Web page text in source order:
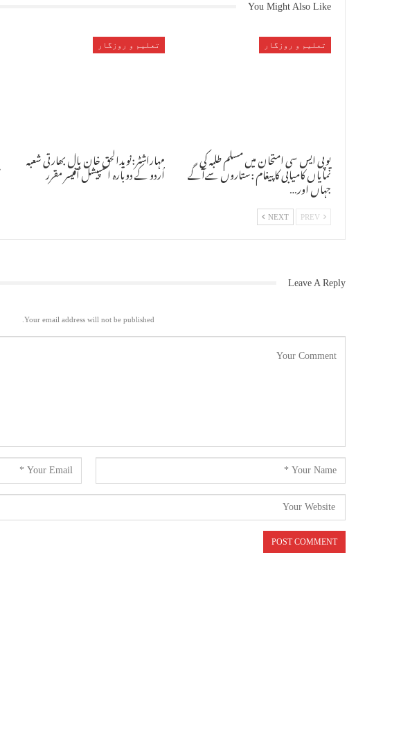
You Might Also Like
تعلیم و روزگار
یوپی ایس سی امتحان میں مسلم طلبہ کی
نمایاں کامیابی کا پیغام :ستاروں سےآگے
جہاں اور…
تعلیم و روزگار
مہاراشٹر:نویدالحق خان بال بھارتی شعبہ
اُردو کے دوبارہ اسپیشل آفیسر مقرر
NEXT
Leave A Reply
Your email address will not be published.